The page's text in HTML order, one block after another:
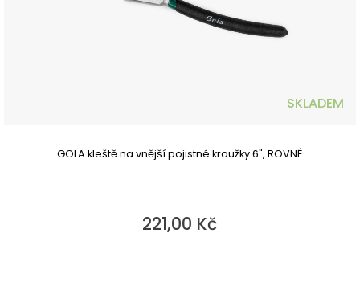
SKLADEM
GOLA kleště na vnější pojistné kroužky 6", ROVNÉ
221,00 Kč